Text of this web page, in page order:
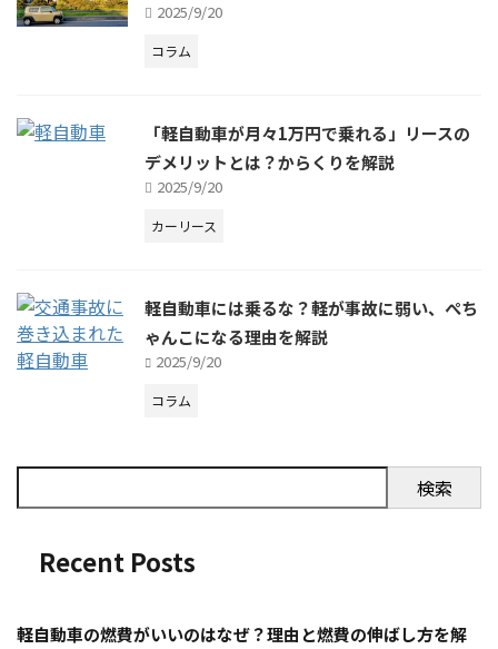
2025/9/20
コラム
「軽自動車が月々1万円で乗れる」リースの
デメリットとは？からくりを解説
2025/9/20
カーリース
軽自動車には乗るな？軽が事故に弱い、ぺち
ゃんこになる理由を解説
2025/9/20
コラム
検索
Recent Posts
軽自動車の燃費がいいのはなぜ？理由と燃費の伸ばし方を解